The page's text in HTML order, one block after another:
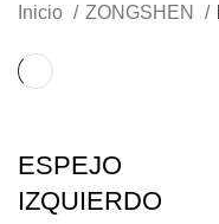
Inicio ZONGSHEN
ESPEJO
IZQUIERDO